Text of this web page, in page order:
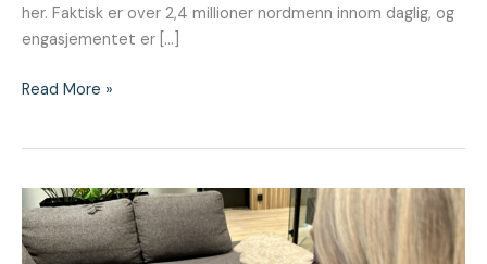
her. Faktisk er over 2,4 millioner nordmenn innom daglig, og
engasjementet er […]
Read More »
Slik
lykkes
du